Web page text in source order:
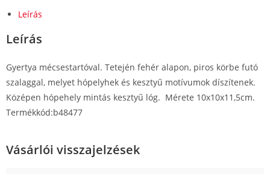
Leírás
Leírás
Gyertya mécsestartóval. Tetején fehér alapon, piros körbe futó
szalaggal, melyet hópelyhek és kesztyű motívumok díszítenek.
Középen hópehely mintás kesztyű lóg. Mérete 10x10x11,5cm.
Termékkód:b48477
Vásárlói visszajelzések